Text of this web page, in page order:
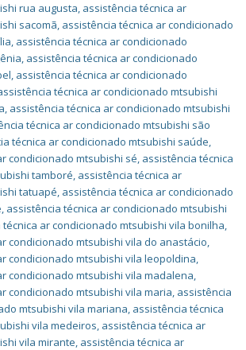
rua augusta, assistência técnica ar
sacomã, assistência técnica ar condicionado
, assistência técnica ar condicionado
, assistência técnica ar condicionado
, assistência técnica ar condicionado
técnica ar condicionado mtsubishi
, assistência técnica ar condicionado mtsubishi
técnica ar condicionado mtsubishi são
técnica ar condicionado mtsubishi saúde,
condicionado mtsubishi sé, assistência técnica
tamboré, assistência técnica ar
tatuapé, assistência técnica ar condicionado
, assistência técnica ar condicionado mtsubishi
técnica ar condicionado mtsubishi vila bonilha,
condicionado mtsubishi vila do anastácio,
condicionado mtsubishi vila leopoldina,
condicionado mtsubishi vila madalena,
condicionado mtsubishi vila maria, assistência
mtsubishi vila mariana, assistência técnica
vila medeiros, assistência técnica ar
vila mirante, assistência técnica ar